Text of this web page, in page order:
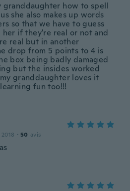
granddaughter how to spell
she also makes up words
so that we have to guess
if they're real or not and
real but in another
drop from 5 points to 4 is
box being badly damaged
but the insides worked
granddaughter loves it
fun too!!!
· 50 avis